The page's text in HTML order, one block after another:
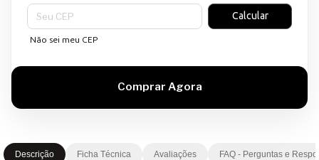
Entregas para o CEP:
Calcular
Não sei meu CEP
Descrição Ficha Técnica Avaliações FAQ - Perguntas e